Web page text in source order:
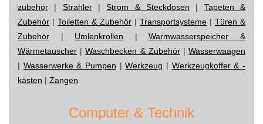
zubehör | Strahler|Strom & Steckdosen | Tapeten &
Zubehör | Toiletten & Zubehör | Transportsysteme | Türen &
Zubehör | Umlenkrollen |Warmwasserspeicher &
Wärmetauscher |Waschbecken & Zubehör|Wasserwaagen
| Wasserwerke & Pumpen |Werkzeug | Werkzeugkoffer & -
kästen | Zangen
Computer & Technik